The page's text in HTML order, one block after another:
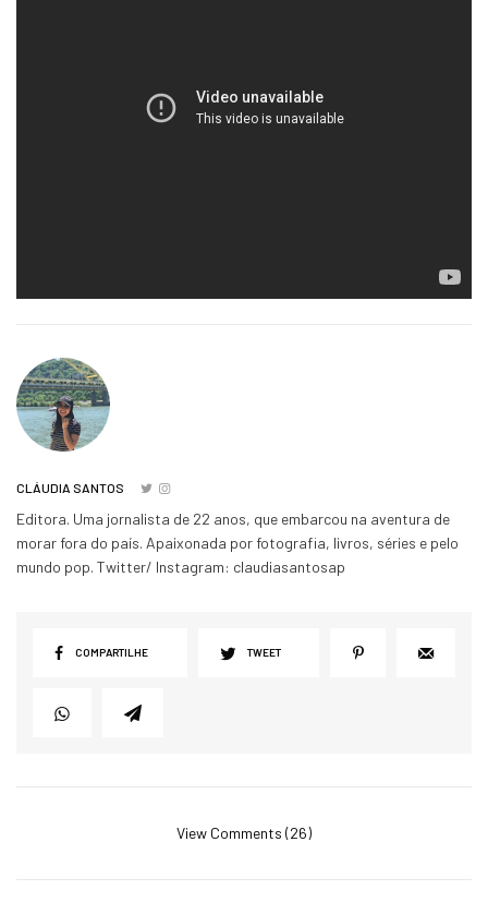
CLÁUDIA SANTOS
Editora. Uma jornalista de 22 anos, que embarcou na aventura de
morar fora do país. Apaixonada por fotografia, livros, séries e pelo
mundo pop. Twitter/ Instagram: claudiasantosap
COMPARTILHE TWEET
View Comments (26)